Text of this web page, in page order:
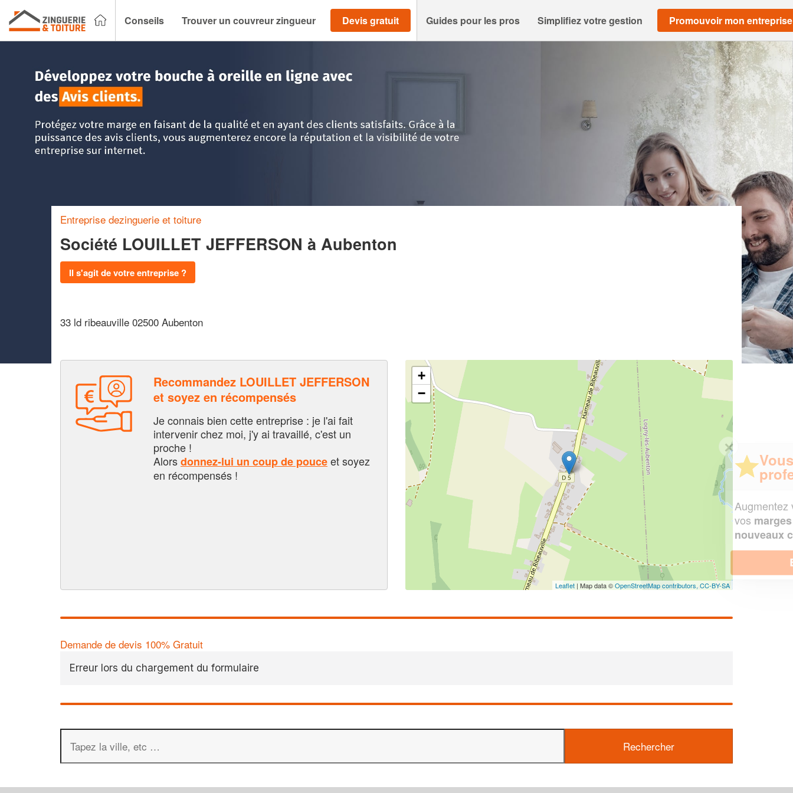
Conseils Trouver un couvreur zingueur Devis gratuit Guides pour les pros Simplifiez votre gestion Promouvoir mon entreprise
Entreprise dezinguerie et toiture
Société LOUILLET JEFFERSON à Aubenton
Il s'agit de votre entreprise ?
33 ld ribeauville 02500 Aubenton
Recommandez LOUILLET JEFFERSON
et soyez en récompensés
Je connais bien cette entreprise : je l'ai fait
intervenir chez moi, j'y ai travaillé, c'est un
proche !
Alorsdonnez-lui un coup de pouceet soyez
en récompensés !
+
−
Leaflet | Map data ©OpenStreetMap contributors, CC-BY-SA
Demande de devis 100% Gratuit
Erreur lors du chargement du formulaire
✕
Vous êtes un
professionnel ?
Augmentez votre chiffre d'affaireset
marges
tout en gagnant de
nouveaux clients
En savoir plus